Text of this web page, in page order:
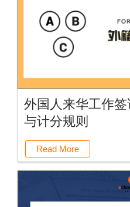
外国人来华工作
与计分规则
Read More